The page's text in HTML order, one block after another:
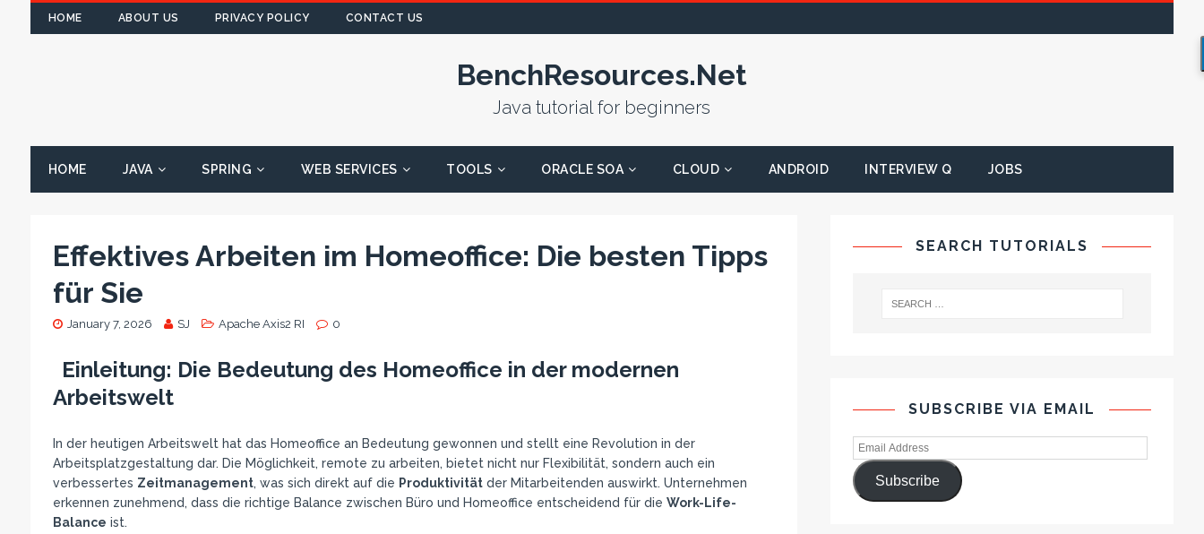
HOME ABOUT US PRIVACY POLICY CONTACT US
BenchResources.Net
Java tutorial for beginners
HOME JAVA SPRING WEB SERVICES TOOLS ORACLE SOA CLOUD ANDROID INTERVIEW Q JOBS
Effektives Arbeiten im Homeoffice: Die besten Tipps
für Sie
January 7, 2026 SJ Apache Axis2 RI 0
Einleitung: Die Bedeutung des Homeoffice in der modernen
Arbeitswelt
In der heutigen Arbeitswelt hat das Homeoffice an Bedeutung gewonnen und stellt eine Revolution in der
Arbeitsplatzgestaltung dar. Die Möglichkeit, remote zu arbeiten, bietet nicht nur Flexibilität, sondern auch ein
verbessertes Zeitmanagement, was sich direkt auf die Produktivitätder Mitarbeitenden auswirkt. Unternehmen
erkennen zunehmend, dass die richtige Balance zwischen Büro und Homeoffice entscheidend für die Work-Life-
Balance ist.
SEARCH TUTORIALS
SUBSCRIBE VIA EMAIL
Subscribe